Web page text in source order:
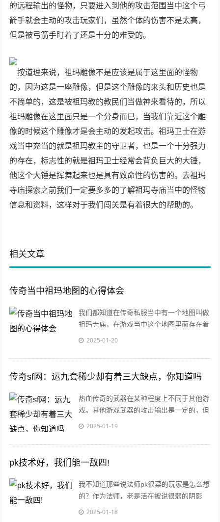
的远程输出的怪物，只要进入到他的攻击范围当中这个弓
箭手就会主动的攻击玩家们，虽然个体的伤害不是太高，
但是被弓箭手盯着了还是十分的难受的。
按道理来说，祖玛雕像不是应该是属于这里面的怪物
的，因为这是一座雕像，但是这个雕像的来头和历史也是
不简单的，这是被祖玛教的教民们当做神来看待的，所以
祖玛雕像在这里面只是一个分身而已，当我们靠近这个雕
像的时候这个雕像才是会主动的发起攻击。祖玛卫士在游
戏当中充当的就是祖玛教主的守卫者，也是一个十分强力
的存在，标志性的就是祖玛卫士经常会背负巨大的大锤，
他这个大锤是挥舞起来也是具有致命性的伤害的。去祖玛
寺庙探索之前我们一定要多多的了解祖玛寺庙当中的怪物
信息和资料，这样对于我们闯关是有着很大的帮助的。
相关文章
传奇当中祖玛地图的心得体会
我们都知道在传奇私服当中有一个地图叫做
祖玛寺庙，在游戏当中这个地图里面存在着
很多的怪物，其中最为具有代表性的怪物也
2025-01-20
传奇sf网：运九套稀少却有着三大缺点，你知道吗
热血传奇的武器在某种程度上不同于其他游
戏。其他游戏武器的攻击输出是一定的，但
是传说中的武器有攻击上限和攻击下限，武
2025-01-19
pk技术好，我们能一敌四!
我不知道那些说法师pk很菜的玩家是怎么想
的？作为法师，老是活在被说很弱的阴影
下，让我自己都觉得自己非常菜了，其实我
2025-01-18